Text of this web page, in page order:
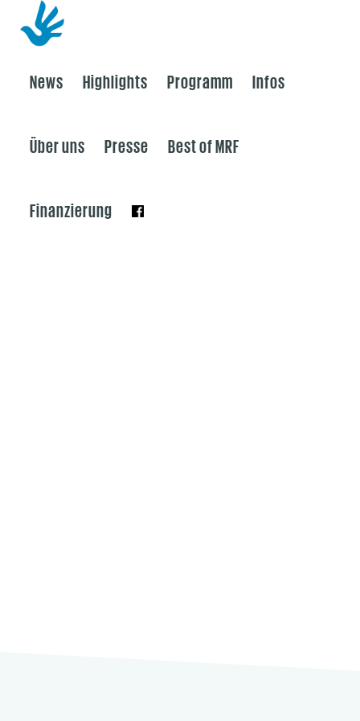
News Highlights Programm Infos
Über uns Presse Best of MRF
Finanzierung